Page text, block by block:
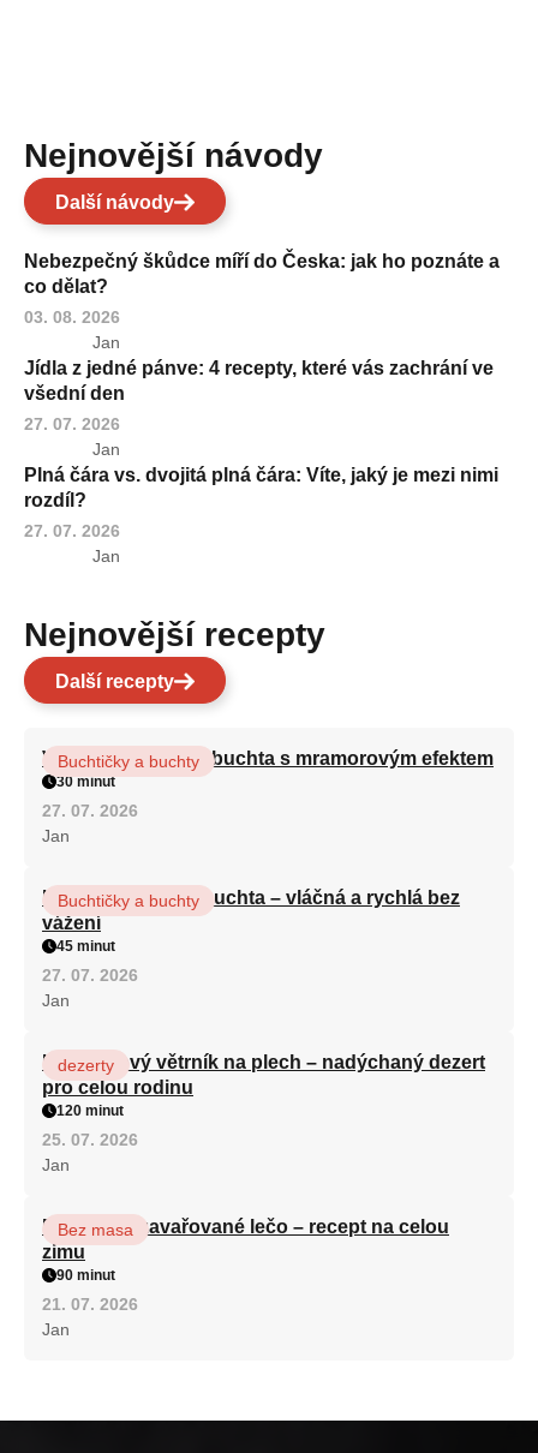
Nejnovější návody
Další návody
Nebezpečný škůdce míří do Česka: jak ho poznáte a
co dělat?
03. 08. 2026
Jan
Jídla z jedné pánve: 4 recepty, které vás zachrání ve
všední den
27. 07. 2026
Jan
Plná čára vs. dvojitá plná čára: Víte, jaký je mezi nimi
rozdíl?
27. 07. 2026
Jan
Nejnovější recepty
Další recepty
Vláčná olejová litá buchta s mramorovým efektem
Buchtičky a buchty
30 minut
27. 07. 2026
Jan
Hrnková maková buchta – vláčná a rychlá bez
vážení
Buchtičky a buchty
45 minut
27. 07. 2026
Jan
Karamelový větrník na plech – nadýchaný dezert
pro celou rodinu
dezerty
120 minut
25. 07. 2026
Jan
Babiččino zavařované lečo – recept na celou
zimu
Bez masa
90 minut
21. 07. 2026
Jan